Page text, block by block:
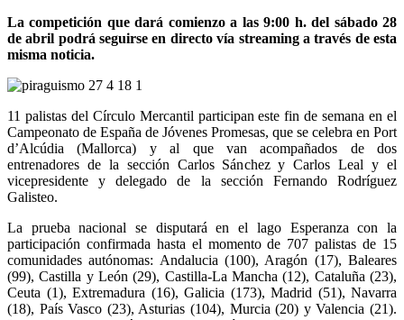
La competición que dará comienzo a las 9:00 h. del sábado 28
de abril podrá seguirse en directo vía streaming a través de esta
misma noticia.
11 palistas del Círculo Mercantil participan este fin de semana en el
Campeonato de España de Jóvenes Promesas, que se celebra en Port
d’Alcúdia (Mallorca) y al que van acompañados de dos
entrenadores de la sección Carlos Sánchez y Carlos Leal y el
vicepresidente y delegado de la sección Fernando Rodríguez
Galisteo.
La prueba nacional se disputará en el lago Esperanza con la
participación confirmada hasta el momento de 707 palistas de 15
comunidades autónomas: Andalucia (100), Aragón (17), Baleares
(99), Castilla y León (29), Castilla-La Mancha (12), Cataluña (23),
Ceuta (1), Extremadura (16), Galicia (173), Madrid (51), Navarra
(18), País Vasco (23), Asturias (104), Murcia (20) y Valencia (21).